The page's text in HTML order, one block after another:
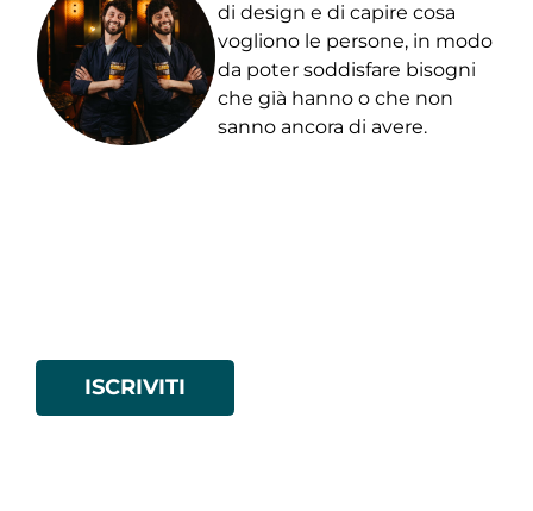
di design e di capire cosa
vogliono le persone, in modo
da poter soddisfare bisogni
che già hanno o che non
sanno ancora di avere.
ISCRIVITI